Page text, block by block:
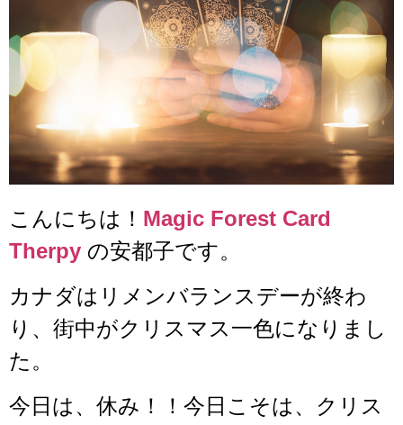
こんにちは！ Magic Forest Card
Therpy の安都子です。
カナダはリメンバランスデーが終わ
り、街中がクリスマス一色になりまし
た。
今日は、休み！！今日こそは、クリス